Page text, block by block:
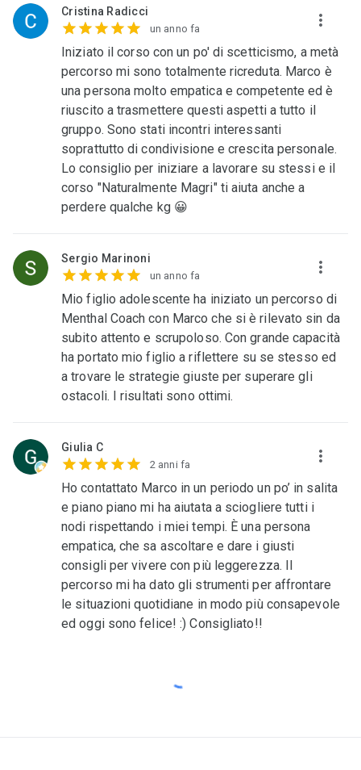
Cristina Radicci
un anno fa
Iniziato il corso con un po' di scetticismo, a metà
percorso mi sono totalmente ricreduta. Marco è
una persona molto empatica e competente ed è
riuscito a trasmettere questi aspetti a tutto il
gruppo. Sono stati incontri interessanti
soprattutto di condivisione e crescita personale.
Lo consiglio per iniziare a lavorare su stessi e il
corso "Naturalmente Magri" ti aiuta anche a
perdere qualche kg 😀
Sergio Marinoni
un anno fa
Mio figlio adolescente ha iniziato un percorso di
Menthal Coach con Marco che si è rilevato sin da
subito attento e scrupoloso. Con grande capacità
ha portato mio figlio a riflettere su se stesso ed
a trovare le strategie giuste per superare gli
ostacoli. I risultati sono ottimi.
Giulia C
2 anni fa
Ho contattato Marco in un periodo un po’ in salita
e piano piano mi ha aiutata a sciogliere tutti i
nodi rispettando i miei tempi. È una persona
empatica, che sa ascoltare e dare i giusti
consigli per vivere con più leggerezza. Il
percorso mi ha dato gli strumenti per affrontare
le situazioni quotidiane in modo più consapevole
ed oggi sono felice! :) Consigliato!!